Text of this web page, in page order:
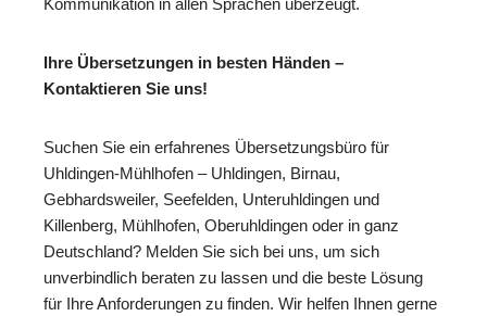
Ihre Übersetzungen in besten Händen –
Kontaktieren Sie uns!
Suchen Sie ein erfahrenes Übersetzungsbüro für
Uhldingen-Mühlhofen – Uhldingen, Birnau,
Gebhardsweiler, Seefelden, Unteruhldingen und
Killenberg, Mühlhofen, Oberuhldingen oder in ganz
Deutschland? Melden Sie sich bei uns, um sich
unverbindlich beraten zu lassen und die beste Lösung
für Ihre Anforderungen zu finden. Wir helfen Ihnen gerne